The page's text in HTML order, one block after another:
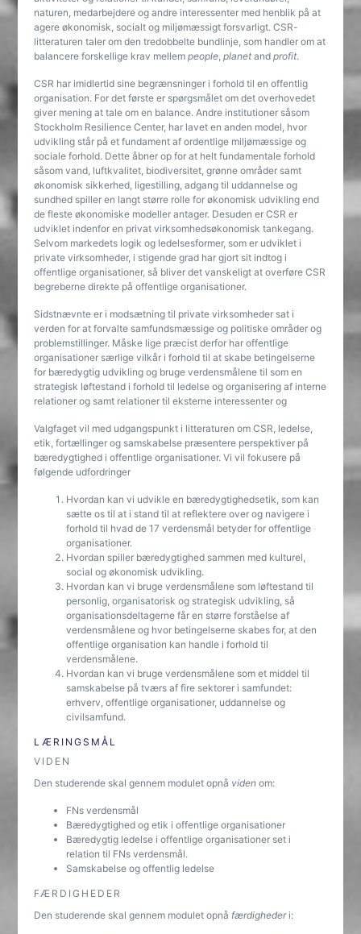
naturen, medarbejdere og andre interessenter med henblik på at
agere økonomisk, socialt og miljømæssigt forsvarligt. CSR-
litteraturen taler om den tredobbelte bundlinje, som handler om at
balancere forskellige krav mellempeople,planet andprofit.
CSR har imidlertid sine begrænsninger i forhold til en offentlig
organisation. For det første er spørgsmålet om det overhovedet
giver mening at tale om en balance. Andre institutioner såsom
Stockholm Resilience Center, har lavet en anden model, hvor
udvikling står på et fundament af ordentlige miljømæssige og
sociale forhold. Dette åbner op for at helt fundamentale forhold
såsom vand, luftkvalitet, biodiversitet, grønne områder samt
økonomisk sikkerhed, ligestilling, adgang til uddannelse og
sundhed spiller en langt større rolle for økonomisk udvikling end
de fleste økonomiske modeller antager. Desuden er CSR er
udviklet indenfor en privat virksomhedsøkonomisk tankegang.
Selvom markedets logik og ledelsesformer, som er udviklet i
private virksomheder, i stigende grad har gjort sit indtog i
offentlige organisationer, så bliver det vanskeligt at overføre CSR
begreberne direkte på offentlige organisationer.
Sidstnævnte er i modsætning til private virksomheder sat i
verden for at forvalte samfundsmæssige og politiske områder og
problemstillinger. Måske lige præcist derfor har offentlige
organisationer særlige vilkår i forhold til at skabe betingelserne
for bæredygtig udvikling og bruge verdensmålene til som en
strategisk løftestand i forhold til ledelse og organisering af interne
relationer og samt relationer til eksterne interessenter og
Valgfaget vil med udgangspunkt i litteraturen om CSR, ledelse,
etik, fortællinger og samskabelse præsentere perspektiver på
bæredygtighed i offentlige organisationer. Vi vil fokusere på
følgende udfordringer
Hvordan kan vi udvikle en bæredygtighedsetik, som kan
sætte os til at i stand til at reflektere over og navigere i
forhold til hvad de 17 verdensmål betyder for offentlige
organisationer.
Hvordan spiller bæredygtighed sammen med kulturel,
social og økonomisk udvikling.
Hvordan kan vi bruge verdensmålene som løftestand til
personlig, organisatorisk og strategisk udvikling, så
organisationsdeltagerne får en større forståelse af
verdensmålene og hvor betingelserne skabes for, at den
offentlige organisation kan handle i forhold til
verdensmålene.
Hvordan kan vi bruge verdensmålene som et middel til
samskabelse på tværs af fire sektorer i samfundet:
erhverv, offentlige organisationer, uddannelse og
civilsamfund.
LÆRINGSMÅL
VIDEN
Den studerende skal gennem modulet opnå viden om:
FNs verdensmål
Bæredygtighed og etik i offentlige organisationer
Bæredygtig ledelse i offentlige organisationer set i
relation til FNs verdensmål.
Samskabelse og offentlig ledelse
FÆRDIGHEDER
Den studerende skal gennem modulet opnå færdighederi: